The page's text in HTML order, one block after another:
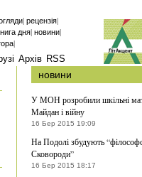
| рецензія|
дня| новини|
|
Архів RSS
новини
У МОН розробили шкільні
Майдан і війну
16 Бер 2015 19:09
На Подолі збудують
Сковороди”
16 Бер 2015 18:17